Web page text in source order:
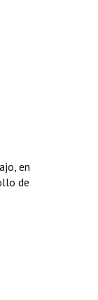
en
de